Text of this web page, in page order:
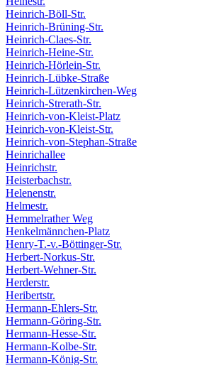
Heinrich-Böll-Str.
Heinrich-Brüning-Str.
Heinrich-Claes-Str.
Heinrich-Heine-Str.
Heinrich-Hörlein-Str.
Heinrich-Lübke-Straße
Heinrich-Lützenkirchen-Weg
Heinrich-Strerath-Str.
Heinrich-von-Kleist-Platz
Heinrich-von-Kleist-Str.
Heinrich-von-Stephan-Straße
Heinrichallee
Heinrichstr.
Heisterbachstr.
Helenenstr.
Helmestr.
Hemmelrather Weg
Henkelmännchen-Platz
Henry-T.-v.-Böttinger-Str.
Herbert-Norkus-Str.
Herbert-Wehner-Str.
Herderstr.
Heribertstr.
Hermann-Ehlers-Str.
Hermann-Göring-Str.
Hermann-Hesse-Str.
Hermann-Kolbe-Str.
Hermann-König-Str.